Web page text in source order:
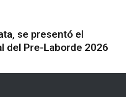
se presentó el
del Pre-Laborde 2026